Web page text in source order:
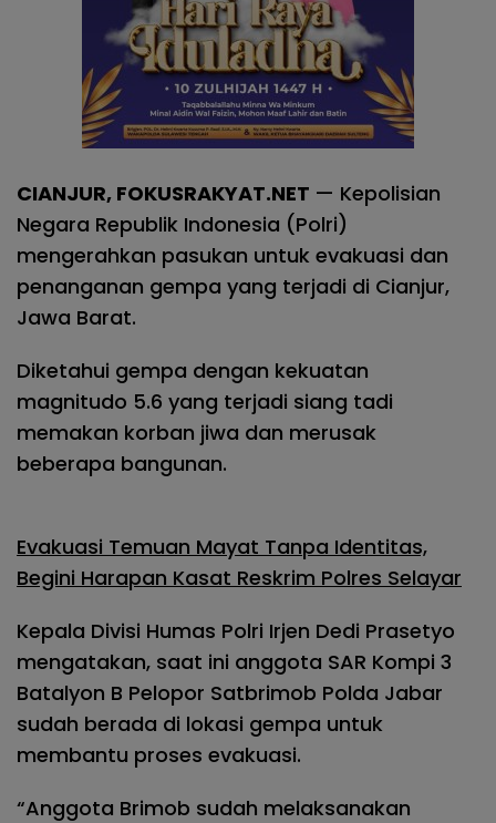
CIANJUR, FOKUSRAKYAT.NET — Kepolisian
Negara Republik Indonesia (Polri)
mengerahkan pasukan untuk evakuasi dan
penanganan gempa yang terjadi di Cianjur,
Jawa Barat.
Diketahui gempa dengan kekuatan
magnitudo 5.6 yang terjadi siang tadi
memakan korban jiwa dan merusak
beberapa bangunan.
Evakuasi Temuan Mayat Tanpa Identitas,
Begini Harapan Kasat Reskrim Polres Selayar
Kepala Divisi Humas Polri Irjen Dedi Prasetyo
mengatakan, saat ini anggota SAR Kompi 3
Batalyon B Pelopor Satbrimob Polda Jabar
sudah berada di lokasi gempa untuk
membantu proses evakuasi.
“Anggota Brimob sudah melaksanakan